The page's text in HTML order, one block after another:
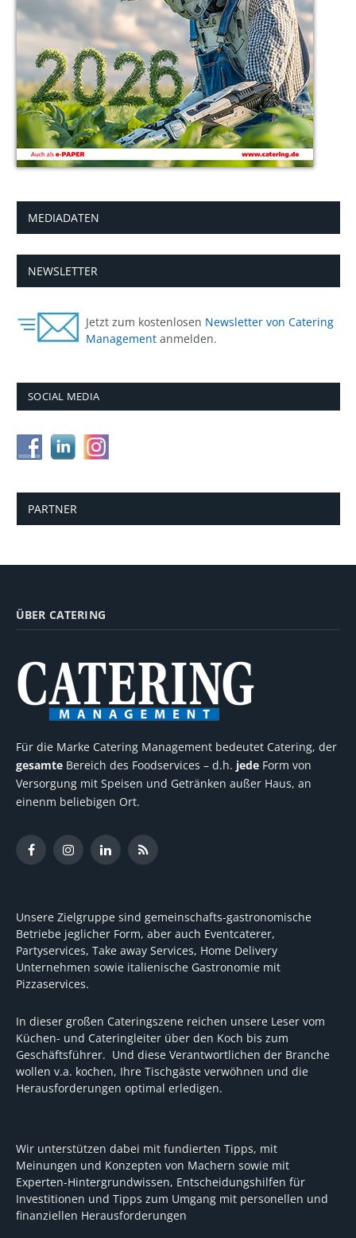
MEDIADATEN
NEWSLETTER
Jetzt zum kostenlosen Newsletter von Catering
Management anmelden.
SOCIAL MEDIA
PARTNER
ÜBER CATERING
Für die Marke Catering Management bedeutet Catering, der
gesamte Bereich des Foodservices – d.h. jede Form von
Versorgung mit Speisen und Getränken außer Haus, an
einenm beliebigen Ort.
FacebookInstagramLinkedInRSS
Unsere Zielgruppe sind gemeinschafts-gastronomische
Betriebe jeglicher Form, aber auch Eventcaterer,
Partyservices, Take away Services, Home Delivery
Unternehmen sowie italienische Gastronomie mit
Pizzaservices.
In dieser großen Cateringszene reichen unsere Leser vom
Küchen- und Cateringleiter über den Koch bis zum
Geschäftsführer. Und diese Verantwortlichen der Branche
wollen v.a. kochen, Ihre Tischgäste verwöhnen und die
Herausforderungen optimal erledigen.
Wir unterstützen dabei mit fundierten Tipps, mit
Meinungen und Konzepten von Machern sowie mit
Experten-Hintergrundwissen, Entscheidungshilfen für
Investitionen und Tipps zum Umgang mit personellen und
finanziellen Herausforderungen